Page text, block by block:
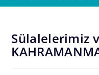
Sülalelerimiz